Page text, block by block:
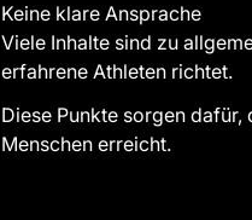
Keine klare Ansprache
Viele Inhalte sind zu
erfahrene Athleten richtet.
Diese Punkte sorgen dafür,
Menschen erreicht.